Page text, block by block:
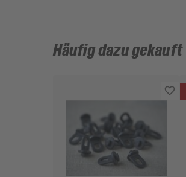
Häufig dazu gekauft